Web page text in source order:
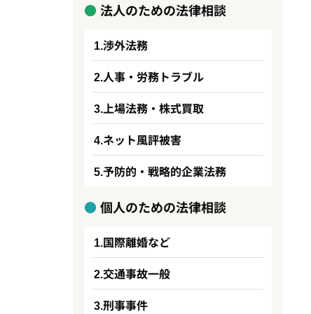
法人のための法律相談
渉外法務
人事・労務トラブル
上場法務・株式買取
ネット風評被害
予防的・戦略的企業法務
個人のための法律相談
国際離婚など
交通事故一般
刑事事件